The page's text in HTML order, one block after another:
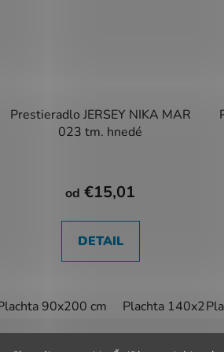
Prestieradlo JERSEY NIKA MAR
023 tm. hnedé
od €15,01
DETAIL
90x200 cm Plachta 140x200